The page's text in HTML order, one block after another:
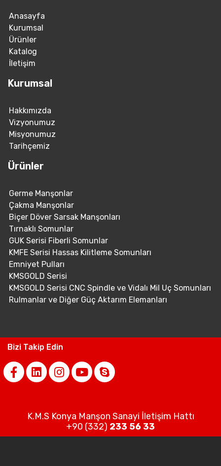
Anasayfa
Kurumsal
Ürünler
Katalog
İletişim
Kurumsal
Hakkımızda
Vizyonumuz
Misyonumuz
Tarihçemiz
Ürünler
Germe Manşonlar
Çakma Manşonlar
Biçer Döver Sarsak Manşonları
Tırnaklı Somunlar
GUK Serisi Fiberli Somunlar
KMFE Serisi Hassas Kilitleme Somunları
Emniyet Pulları
KMSGOLD Serisi
KMSGOLD Serisi CNC Spindle ve Vidalı Mil Uç Somunları
Rulmanlar ve Diğer Güç Aktarım Elemanları
Bizi Takip Edin
K.M.S Konya Manşon Sanayi İletişim Hattı
+90 (332) 233 56 33